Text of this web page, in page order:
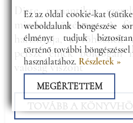
Ez az oldal cookie-kat
weboldalunk böngészése
élményt tudjuk
történő további
használatához. Részletek »
MEGÉRTETTEM
Ditte romantikus
minden tökéletes. A
harisnyája, a főhősnek
persze élnek
valóság viszont
TOVÁBB A